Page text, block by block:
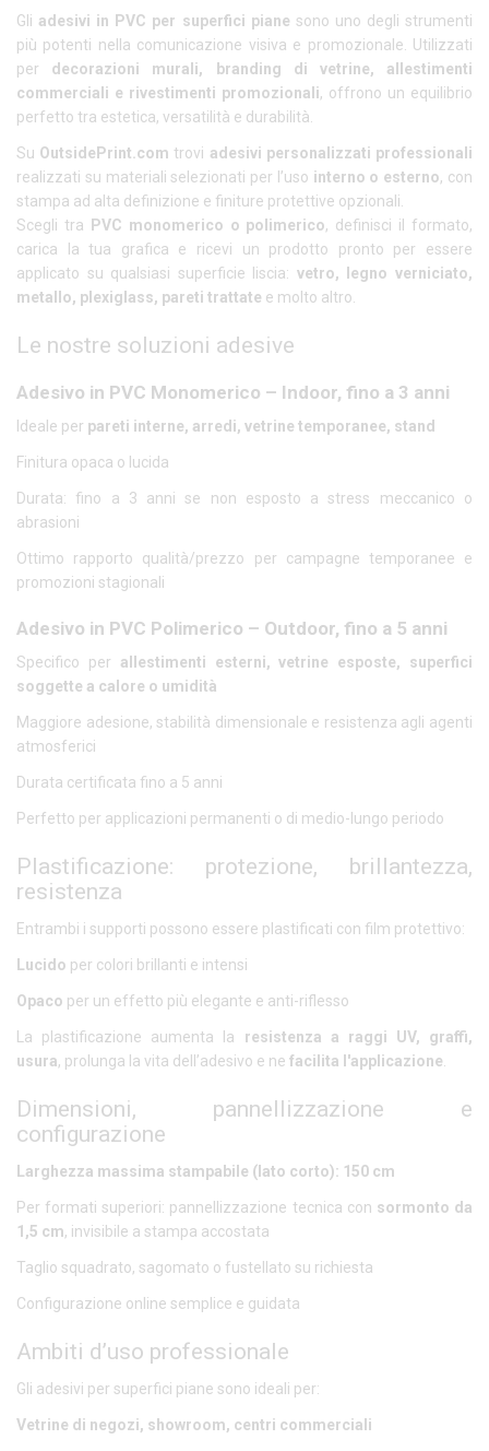
Gli adesivi in PVC per superfici piane sono uno degli strumenti
più potenti nella comunicazione visiva e promozionale. Utilizzati
per decorazioni murali, branding di vetrine, allestimenti
commerciali e rivestimenti promozionali, offrono un equilibrio
perfetto tra estetica, versatilità e durabilità.
Su OutsidePrint.com trovi adesivi personalizzati professionali
realizzati su materiali selezionati per l’uso interno o esterno, con
stampa ad alta definizione e finiture protettive opzionali.
Scegli tra
PVC monomerico o polimerico, definisci il formato,
carica la tua grafica e ricevi un prodotto pronto per essere
applicato su qualsiasi superficie liscia: vetro, legno verniciato,
metallo, plexiglass, pareti trattate e molto altro.
Le nostre soluzioni adesive
Adesivo in PVC Monomerico – Indoor, fino a 3 anni
Ideale per pareti interne, arredi, vetrine temporanee, stand
Finitura opaca o lucida
Durata: fino a 3 anni se non esposto a stress meccanico o
abrasioni
Ottimo rapporto qualità/prezzo per campagne temporanee e
promozioni stagionali
Adesivo in PVC Polimerico – Outdoor, fino a 5 anni
Specifico per allestimenti esterni, vetrine esposte, superfici
soggette a calore o umidità
Maggiore adesione, stabilità dimensionale e resistenza agli agenti
atmosferici
Durata certificata fino a 5 anni
Perfetto per applicazioni permanenti o di medio-lungo periodo
Plastificazione: protezione, brillantezza,
resistenza
Entrambi i supporti possono essere plastificati con film protettivo:
Lucido per colori brillanti e intensi
Opaco per un effetto più elegante e anti-riflesso
La plastificazione aumenta la resistenza a raggi UV, graffi,
usura, prolunga la vita dell’adesivo e ne facilita l'applicazione
Dimensioni, pannellizzazione e
configurazione
Larghezza massima stampabile (lato corto): 150 cm
Per formati superiori: pannellizzazione tecnica con sormonto da
1,5 cm, invisibile a stampa accostata
Taglio squadrato, sagomato o fustellato su richiesta
Configurazione online semplice e guidata
Ambiti d’uso professionale
Gli adesivi per superfici piane sono ideali per:
Vetrine di negozi, showroom, centri commerciali